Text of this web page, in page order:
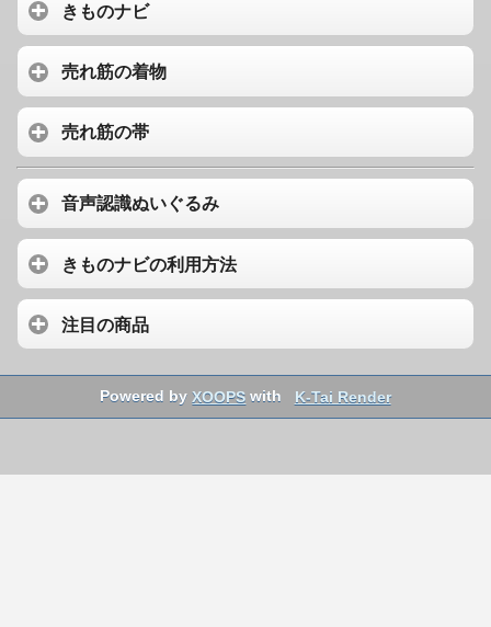
きものナビ
売れ筋の着物
売れ筋の帯
音声認識ぬいぐるみ
きものナビの利用方法
注目の商品
Powered byXOOPS with K-Tai Render